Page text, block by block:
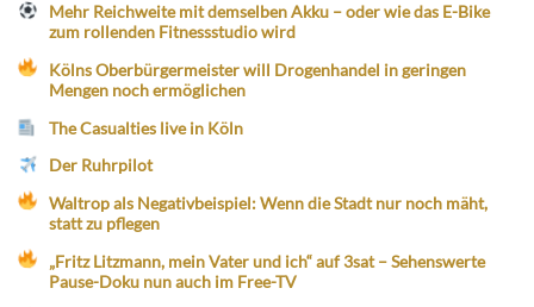
Mehr Reichweite mit demselben Akku – oder wie das E-Bike
zum rollenden Fitnessstudio wird
Kölns Oberbürgermeister will Drogenhandel in geringen
Mengen noch ermöglichen
The Casualties live in Köln
Der Ruhrpilot
Waltrop als Negativbeispiel: Wenn die Stadt nur noch mäht,
statt zu pflegen
„Fritz Litzmann, mein Vater und ich“ auf 3sat – Sehenswerte
Pause-Doku nun auch im Free-TV